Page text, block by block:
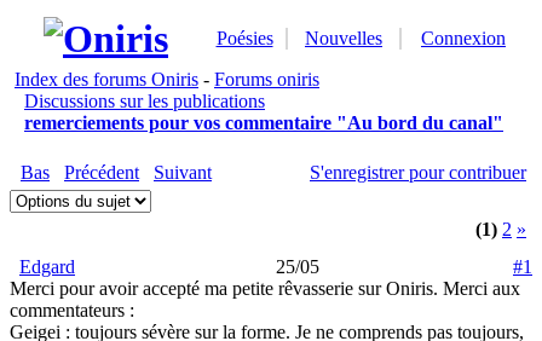
Poésies Nouvelles
Connexion
Index des forums Oniris - Forums oniris
Discussions sur les publications
remerciements pour vos commentaire "Au bord du canal"
Bas Précédent Suivant S'enregistrer pour contribuer
(1) 2 »
Edgard
25/05
#1
Merci pour avoir accepté ma petite rêvasserie sur Oniris. Merci aux
commentateurs :
Geigei : toujours sévère sur la forme. Je ne comprends pas toujours,